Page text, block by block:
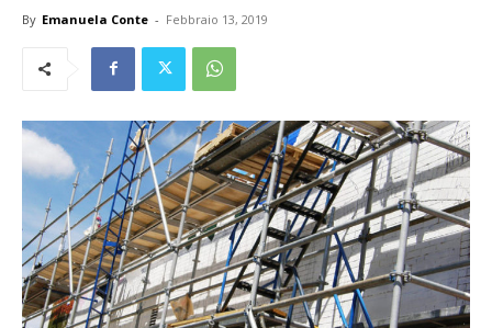
By Emanuela Conte - Febbraio 13, 2019